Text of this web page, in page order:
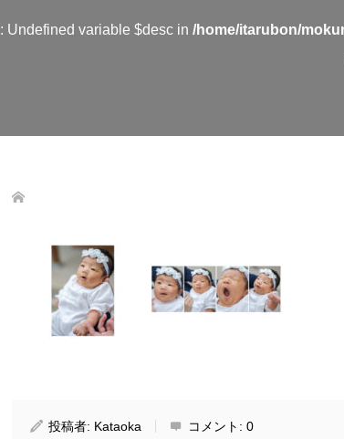
: Undefined variable $desc in /home/itarubon/
投稿者: Kataoka コメント: 0